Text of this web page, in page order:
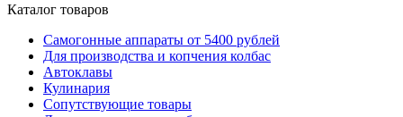
Каталог товаров
Самогонные аппараты от 5400 рублей
Для производства и копчения колбас
Автоклавы
Кулинария
Сопутствующие товары